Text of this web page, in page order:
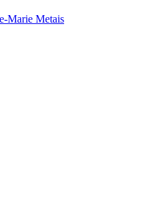
Marie Metais